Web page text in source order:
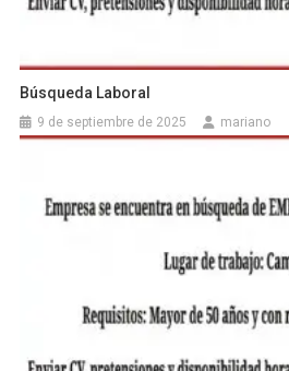
Búsqueda Laboral
9 de septiembre de 2025 mariano